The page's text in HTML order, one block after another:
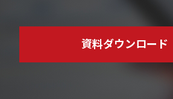
資料ダウンロード